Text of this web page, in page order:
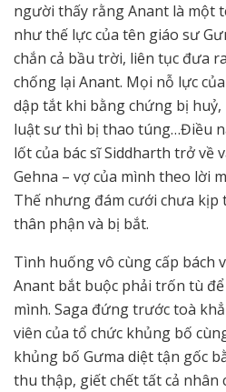
người thấy rằng Anant là một
như thế lực của tên giáo sư
chắn cả bầu trời, liên tục đưa
chống lại Anant. Mọi nỗ lực
dập tắt khi bằng chứng bị
luật sư thì bị thao túng…Điều
lốt của bác sĩ Siddharth trở về
Gehna – vợ của mình theo lời
Thế nhưng đám cưới chưa kịp
thân phận và bị bắt.
Tình huống vô cùng cấp bách
Anant bắt buộc phải trốn tù
mình. Saga đứng trước toà
viên của tổ chức khủng bố
khủng bố Gưma diệt tận gốc
thu thập, giết chết tất cả nhân